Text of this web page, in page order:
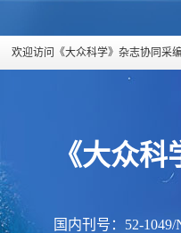
欢迎访问《大众科学》杂志协同采
《大众科
国内刊号：52-